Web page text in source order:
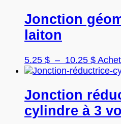
3.95 $
à
Jonction
laiton
5.25 $ – 10.25 $Plage
de
5.25 $
à
10.25 $
Jonction
cylindre à 3